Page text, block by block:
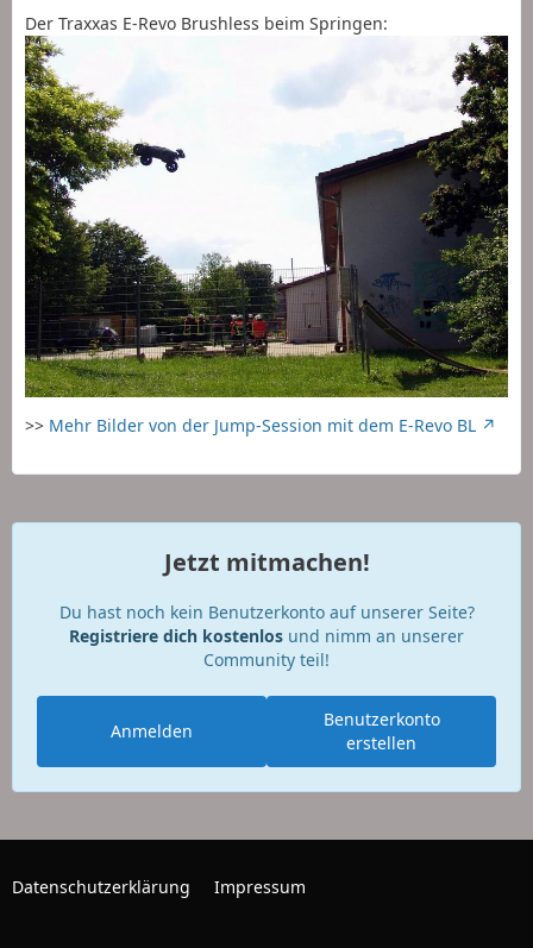
Der Traxxas E-Revo Brushless beim Springen:
>> Mehr Bilder von der Jump-Session mit dem E-Revo BL
Jetzt mitmachen!
Du hast noch kein Benutzerkonto auf unserer Seite?
Registriere dich kostenlos und nimm an unserer
Community teil!
Benutzerkonto
erstellen
Anmelden
Datenschutzerklärung Impressum